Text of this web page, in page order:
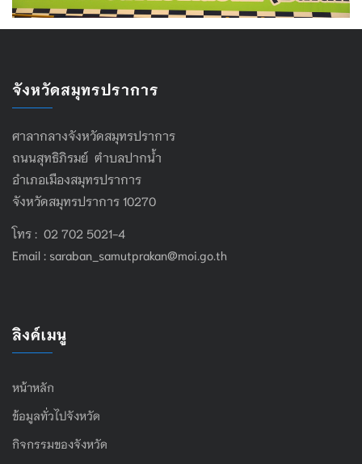
จังหวัดสมุทรปราการ
ศาลากลางจังหวัดสมุทรปราการ
ถนนสุทธิภิรมย์ ตำบลปากน้ำ
อำเภอเมืองสมุทรปราการ
จังหวัดสมุทรปราการ 10270
โทร : 02 702 5021-4
Email : saraban_samutprakan@moi.go.th
ลิงค์เมนู
หน้าหลัก
ข้อมูลทั่วไปจังหวัด
กิจกรรมของจังหวัด